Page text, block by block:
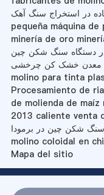
در استخراج سنگ آهک
pequeña máquina
minería de oro
دستگاه سنگ شکن چین
معدن خشک کن چرخشی
molino para tinta
Procesamiento de
de molienda de
2013 caliente venta
شکن چین در برمودا
molino coloidal en
Mapa del sitio